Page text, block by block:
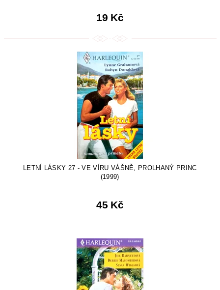
19 Kč
LETNÍ LÁSKY 27 - VE VÍRU VÁŠNĚ, PROLHANÝ PRINC
(1999)
45 Kč